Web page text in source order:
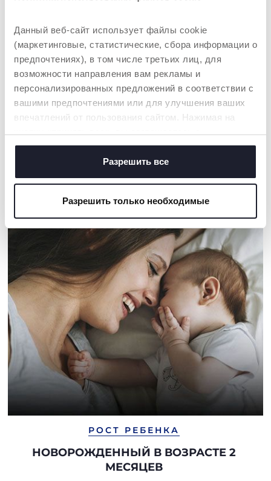
Данный веб-сайт использует файлы cookie
(маркетинговые, статистические, сбора информации о
предпочтениях), в том числе третьих лиц, для
возможности направления вам рекламы и
персонализированных предложений в соответствии с
вашими предпочтениями или для улучшения ваших
впечатлений от пользования сайтом. Нажимая на
размещением всех файлов cookie. Если вы желаете
получить больше информации или предоставить
согласие на использование некоторых файлов cookie,
баннер, вы соглашаетесь использовать только
технические файлы cookie, которые необходимы для
запрашиваемой услуги.
Политика использования файлов cookie
Разрешить все
Разрешить только необходимые
Стерилизатор Steriliser с
РОСТ РЕБЕНКА
НОВОРОЖДЕННЫЙ В ВОЗРАСТЕ 2
МЕСЯЦЕВ